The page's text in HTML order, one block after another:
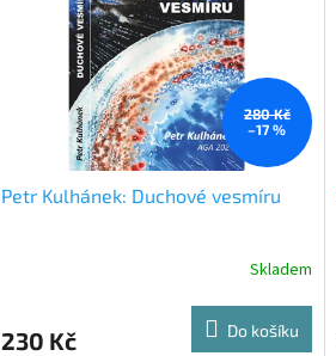
280 Kč
–17 %
Petr Kulhánek: Duchové vesmíru
Skladem
230 Kč Do košíku